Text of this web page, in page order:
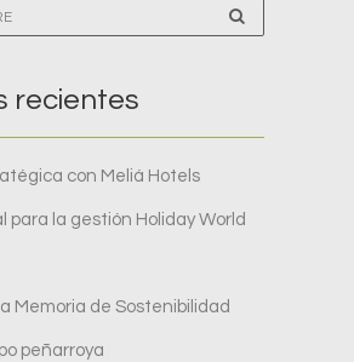
recientes
con Meliá Hotels
para la gestión Holiday World
Memoria de Sostenibilidad
peñarroya